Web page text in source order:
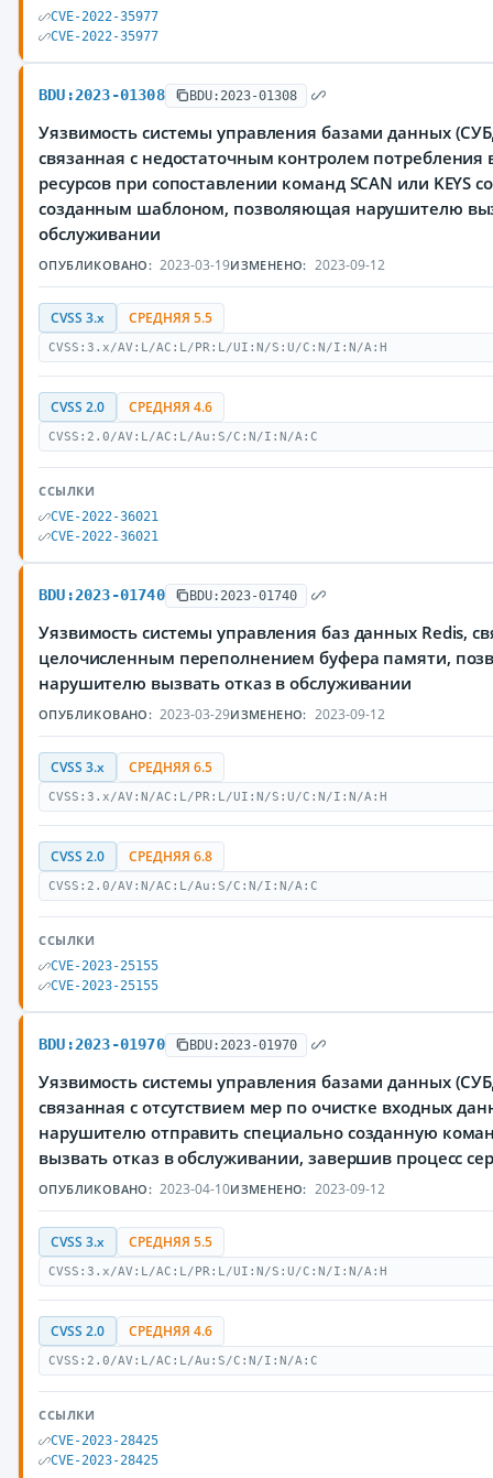
CVE-2022-35977
CVE-2022-35977
BDU:2023-01308 BDU:2023-01308
Уязвимость системы управления базами данных
связанная с недостаточным контролем потребления
ресурсов при сопоставлении команд SCAN или KEYS
созданным шаблоном, позволяющая нарушителю
обслуживании
ОПУБЛИКОВАНО: 2023-03-19ИЗМЕНЕНО: 2023-09-12
CVSS 3.x СРЕДНЯЯ 5.5
CVSS:3.x/AV:L/AC:L/PR:L/UI:N/S:U/C:N/I:N/A:H
CVSS 2.0 СРЕДНЯЯ 4.6
CVSS:2.0/AV:L/AC:L/Au:S/C:N/I:N/A:C
ССЫЛКИ
CVE-2022-36021
CVE-2022-36021
BDU:2023-01740 BDU:2023-01740
Уязвимость системы управления баз данных Redis,
целочисленным переполнением буфера памяти,
нарушителю вызвать отказ в обслуживании
ОПУБЛИКОВАНО: 2023-03-29ИЗМЕНЕНО: 2023-09-12
CVSS 3.x СРЕДНЯЯ 6.5
CVSS:3.x/AV:N/AC:L/PR:L/UI:N/S:U/C:N/I:N/A:H
CVSS 2.0 СРЕДНЯЯ 6.8
CVSS:2.0/AV:N/AC:L/Au:S/C:N/I:N/A:C
ССЫЛКИ
CVE-2023-25155
CVE-2023-25155
BDU:2023-01970 BDU:2023-01970
Уязвимость системы управления базами данных
связанная с отсутствием мер по очистке входных
нарушителю отправить специально созданную
вызвать отказ в обслуживании, завершив процесс
ОПУБЛИКОВАНО: 2023-04-10ИЗМЕНЕНО: 2023-09-12
CVSS 3.x СРЕДНЯЯ 5.5
CVSS:3.x/AV:L/AC:L/PR:L/UI:N/S:U/C:N/I:N/A:H
CVSS 2.0 СРЕДНЯЯ 4.6
CVSS:2.0/AV:L/AC:L/Au:S/C:N/I:N/A:C
ССЫЛКИ
CVE-2023-28425
CVE-2023-28425